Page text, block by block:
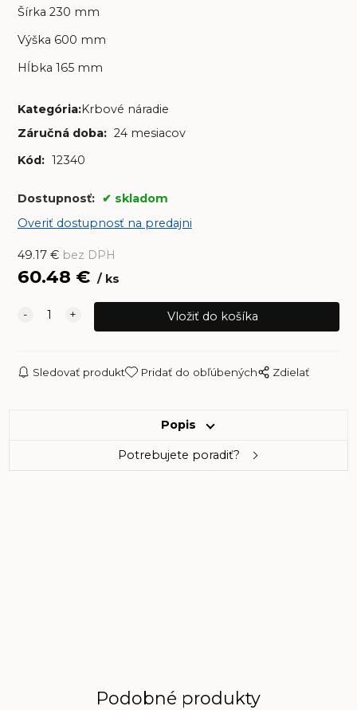
Šírka 230 mm
Výška 600 mm
Hĺbka 165 mm
Kategória:Krbové náradie
Záručná doba: 24 mesiacov
Kód: 12340
Dostupnosť:
skladom
Overiť dostupnosť na predajni
49.17€ bez DPH
60.48 € ks
Sledovať produkt Pridať do obľúbených Zdielať
Popis
Potrebujete poradiť?
Podobné produkty